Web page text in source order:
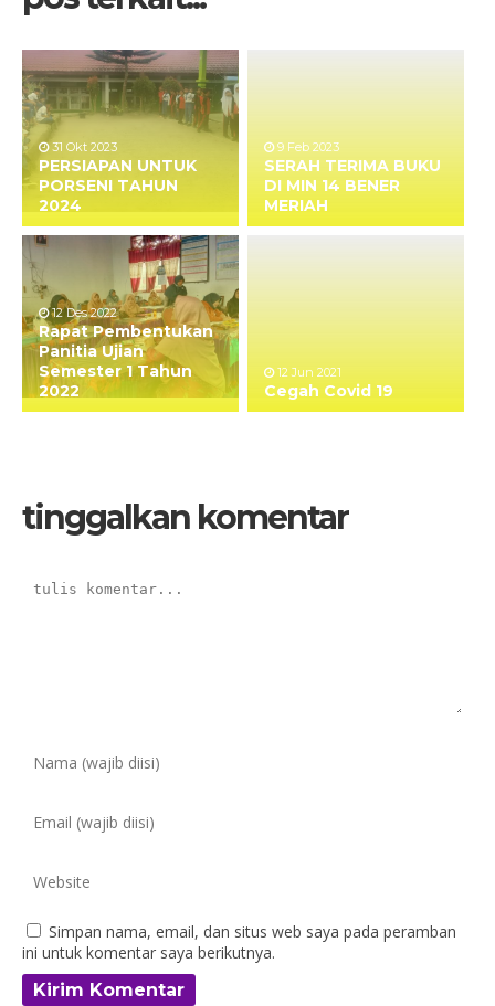
31 Okt 2023
PERSIAPAN UNTUK
PORSENI TAHUN
2024
9 Feb 2023
SERAH TERIMA BUKU
DI MIN 14 BENER
MERIAH
12 Des 2022
Rapat Pembentukan
Panitia Ujian
Semester 1 Tahun
2022
12 Jun 2021
Cegah Covid 19
tinggalkan komentar
Simpan nama, email, dan situs web saya pada peramban
ini untuk komentar saya berikutnya.